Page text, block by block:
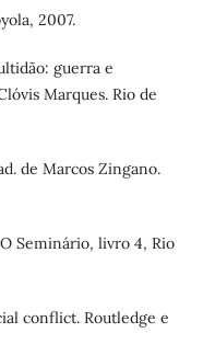
2007.
guerra e
Marques. Rio de
de Marcos Zingano.
Seminário, livro 4, Rio
conflict. Routledge e